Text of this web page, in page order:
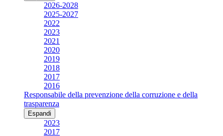
2026-2028
2025-2027
2022
2023
2021
2020
2019
2018
2017
2016
Responsabile della prevenzione della corruzione e della
trasparenza
Espandi
2023
2017